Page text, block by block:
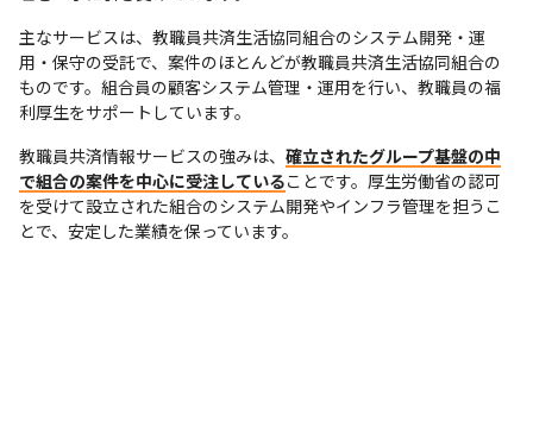
主なサービスは、教職員共済生活協同組合のシステム開発・運
用・保守の受託で、案件のほとんどが教職員共済生活協同組合の
ものです。組合員の顧客システム管理・運用を行い、教職員の福
利厚生をサポートしています。
教職員共済情報サービスの強みは、 確立されたグループ基盤の中
で組合の案件を中心に受注していることです。厚生労働省の認可
を受けて設立された組合のシステム開発やインフラ管理を担うこ
とで、安定した業績を保っています。